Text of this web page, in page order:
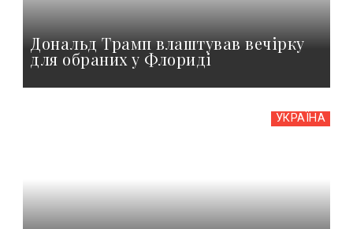
Дональд Трамп влаштував вечірку
для обраних у Флориді
УКРАЇНА